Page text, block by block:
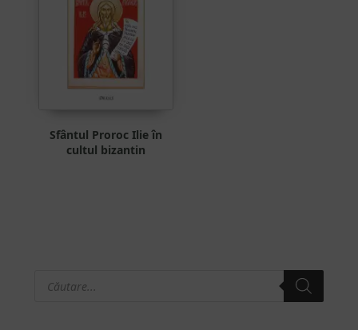
Sfântul Proroc Ilie în
cultul bizantin
Bara
search